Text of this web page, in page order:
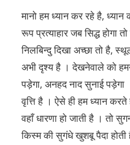
मानो हम ध्यान कर रहे है,
रूप प्रत्याहार जब सिद्ध होगा
निलबिन्दु दिखा अच्छा तो है,
अभी दृश्य है । देखनेवाले को
पड़ेगा, अनहद नाद सुनाई
वृत्ति है । ऐसे ही हम ध्यान करते
वहाँ धारणा हो जाती है । तो
किस्म की सुगंधे खुशबू पैदा